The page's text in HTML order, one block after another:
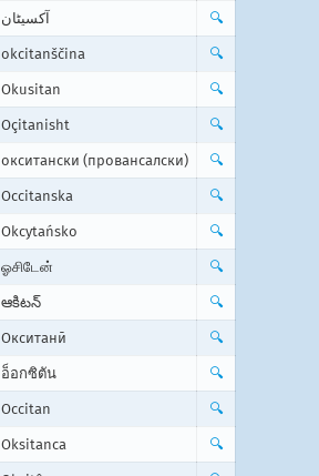
آكسيٹان 🔍
okcitanščina 🔍
Okusitan 🔍
Oçitanisht 🔍
окситански (провансалски) 🔍
Occitanska 🔍
Okcytańsko 🔍
ஓசிடேன் 🔍
ఆకిటన్ 🔍
Окситанӣ 🔍
อ็อกซิตัน 🔍
Occitan 🔍
Oksitanca 🔍